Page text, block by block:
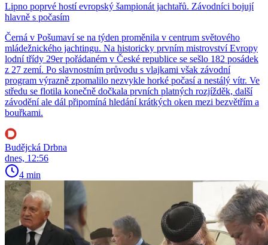
Lipno poprvé hostí evropský šampionát jachtařů. Závodníci bojují
hlavně s počasím
Černá v Pošumaví se na týden proměnila v centrum světového
mládežnického jachtingu. Na historicky prvním mistrovství Evropy
lodní třídy 29er pořádaném v České republice se sešlo 182 posádek
z 27 zemí. Po slavnostním průvodu s vlajkami však závodní
program výrazně zpomalilo nezvykle horké počasí a nestálý vítr. Ve
středu se flotila konečně dočkala prvních platných rozjížděk, další
závodění ale dál připomíná hledání krátkých oken mezi bezvětřím a
bouřkami.
Budějcká Drbna
dnes, 12:56
4 min